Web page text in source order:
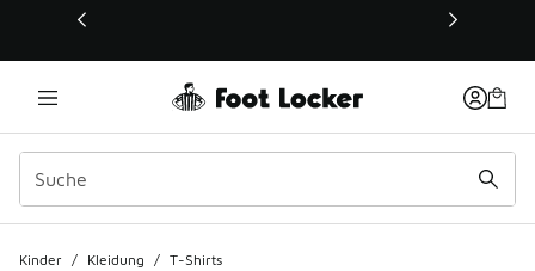
Dieser Link öffnet sich in einem neuen Fenster
Kinder / Kleidung / T-Shirts